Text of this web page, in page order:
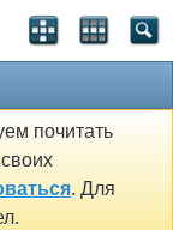
почитать
. Для